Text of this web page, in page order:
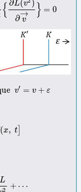
{ ∂L(v )
∂ v
→ } = 0
v2 )∂v→}=0
v′ = v + ε
′=v +ε
(x, t
t]
2 + ⋯
2